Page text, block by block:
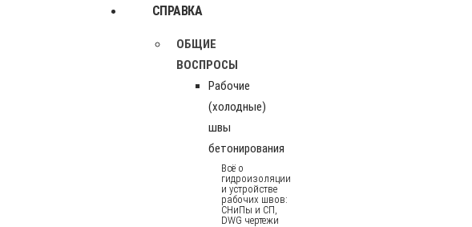
СПРАВКА
ОБЩИЕ
ВОСПРОСЫ
Рабочие
(холодные)
швы
бетонирования
Всё о
гидроизоляции
и устройстве
рабочих швов:
СНиПы и СП,
DWG чертежи